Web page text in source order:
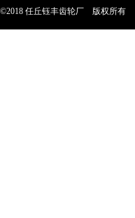
©2018 任丘钰丰齿轮厂 版权所有